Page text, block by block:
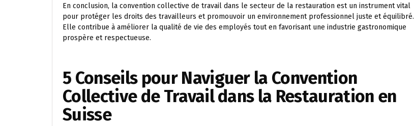
En conclusion, la convention collective de travail dans le secteur de la restauration est un instrument vital
pour protéger les droits des travailleurs et promouvoir un environnement professionnel juste et équilibré.
Elle contribue à améliorer la qualité de vie des employés tout en favorisant une industrie gastronomique
prospère et respectueuse.
5 Conseils pour Naviguer la Convention
Collective de Travail dans la Restauration en
Suisse